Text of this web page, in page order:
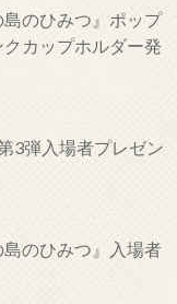
のひみつ』ポップ
カップホルダー発
3弾入場者プレゼン
のひみつ』入場者